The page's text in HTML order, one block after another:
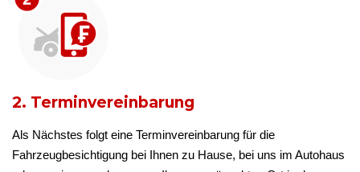
2. Terminvereinbarung
Als Nächstes folgt eine Terminvereinbarung für die
Fahrzeugbesichtigung bei Ihnen zu Hause, bei uns im Autohaus